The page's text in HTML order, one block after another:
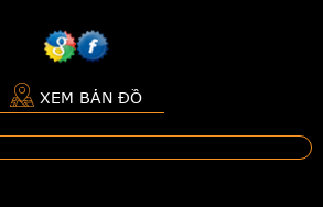
XEM BẢN ĐỒ